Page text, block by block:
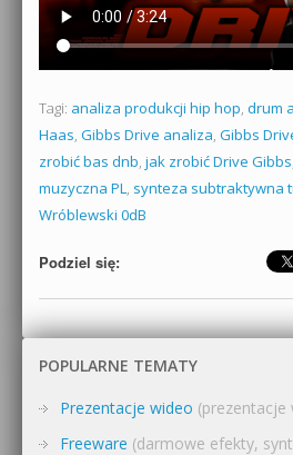
Tagi: analiza produkcji hip hop, drum
Haas, Gibbs Drive analiza, Gibbs
zrobić bas dnb, jak zrobić Drive Gibbs
muzyczna PL, synteza subtraktywna
Wróblewski 0dB
Podziel się:
POPULARNE TEMATY
Prezentacje wideo (prezentacje
Freeware (darmowe efekty,